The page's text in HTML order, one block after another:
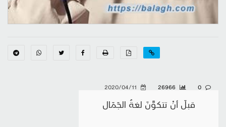
قبلَ أنْ تتكوَّنَ لغةُ الجَمَال